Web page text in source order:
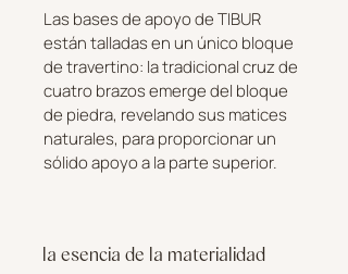
Las bases de apoyo de TIBUR
están talladas en un único bloque
de travertino: la tradicional cruz de
cuatro brazos emerge del bloque
de piedra, revelando sus matices
naturales, para proporcionar un
sólido apoyo a la parte superior.
la esencia de la materialidad